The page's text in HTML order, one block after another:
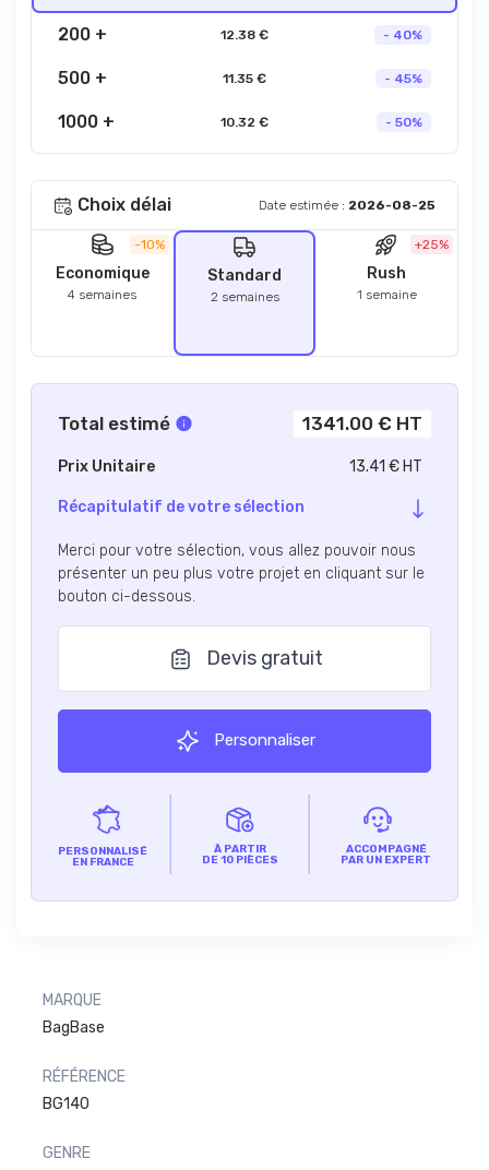
200 + 12.38 € - 40%
500 + 11.35 € - 45%
1000 + 10.32 € - 50%
Choix délai Date estimée : 2026-08-25
-10%
Economique
4 semaines
Standard
2 semaines
+25%
Rush
1 semaine
Total estimé 1341.00 € HT
Prix Unitaire 13.41 € HT
Récapitulatif de votre sélection
Merci pour votre sélection, vous allez pouvoir nous
présenter un peu plus votre projet en cliquant sur le
bouton ci-dessous.
Devis gratuit
Personnaliser
PERSONNALISÉ
EN FRANCE
À PARTIR
DE 10 PIÈCES
ACCOMPAGNÉ
PAR UN EXPERT
MARQUE
BagBase
RÉFÉRENCE
BG140
GENRE